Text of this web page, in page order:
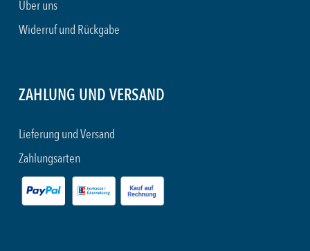
Über uns
Widerruf und Rückgabe
ZAHLUNG UND VERSAND
Lieferung und Versand
Zahlungsarten